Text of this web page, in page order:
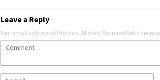
Leave a Reply
Your email address will not be published. Required fields are